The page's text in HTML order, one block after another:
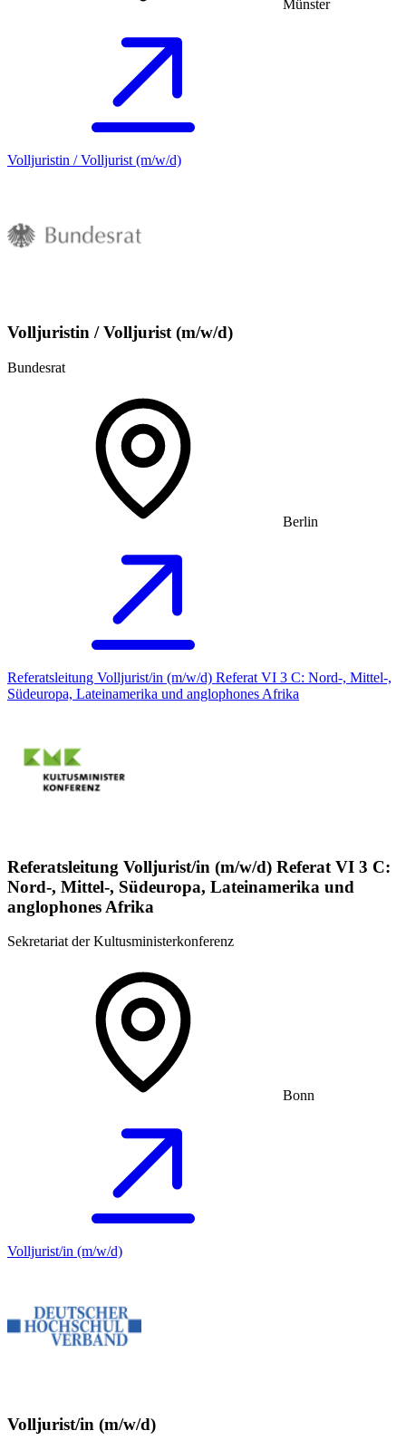
Münster
Volljuristin / Volljurist (m/w/d)
Volljuristin / Volljurist (m/w/d)
Bundesrat
Berlin
Referatsleitung Volljurist/in (m/w/d) Referat VI 3 C: Nord-, Mittel-,
Südeuropa, Lateinamerika und anglophones Afrika
Referatsleitung Volljurist/in (m/w/d) Referat VI 3 C:
Nord-, Mittel-, Südeuropa, Lateinamerika und
anglophones Afrika
Sekretariat der Kultusministerkonferenz
Bonn
Volljurist/in (m/w/d)
Volljurist/in (m/w/d)